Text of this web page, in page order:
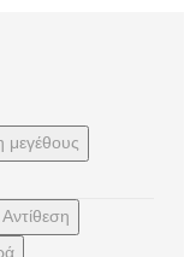
μεγέθους